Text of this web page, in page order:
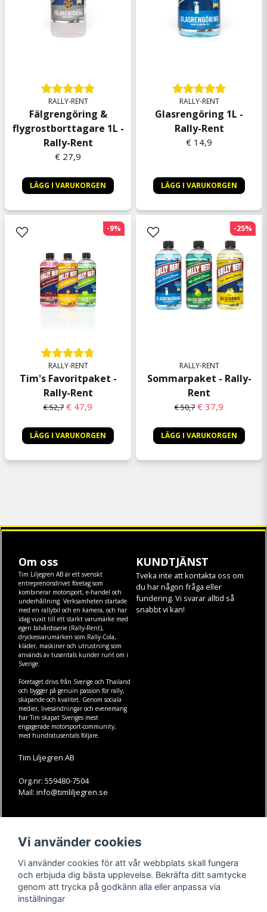
RALLY-RENT
Fälgrengöring &
flygrostborttagare 1L -
Rally-Rent
€ 27,9
LÄGG I VARUKORGEN
RALLY-RENT
Glasrengöring 1L -
Rally-Rent
€ 14,9
LÄGG I VARUKORGEN
RALLY-RENT
Tim's Favoritpaket -
Rally-Rent
€ 52,7 € 47,9
LÄGG I VARUKORGEN
-9%
RALLY-RENT
Sommarpaket - Rally-
Rent
€ 50,7 € 37,9
LÄGG I VARUKORGEN
-25%
Om oss
Tim Liljegren AB är ett svenskt
entreprenörsdrivet företag som
kombinerar motorsport, e-handel och
underhållning. Verksamheten startade
med en rallybil och en kamera, och har
idag vuxit till ett starkt varumärke med
egen bilvårdsserie (Rally-Rent),
dryckesvarumärken som Rally-Cola,
kläder, maskineroch utrustning som
används av tusentals kunder runt om i
Sverige.
Företaget drivs från Sverige och Thailand
och bygger på genuin passion för rally,
skapande och kvalitet. Genom sociala
medier, livesändningar och evenemang
har Tim skapat Sveriges mest
engagerade motorsport-community,
med hundratusentals följare.
Tim Liljegren AB
Org.nr: 559480-7504
Mail: info@timliljegren.se
KUNDTJÄNST
Tveka inte att kontakta oss om
du har någon fråga eller
fundering. Vi svarar alltid så
snabbt vi kan!
Köpvillkor
Kontakt
Youtube-videos
Instagram
Youtube
TikTok
Vi använder cookies
Vi använder cookies för att vår webbplats skall fungera
och erbjuda dig bästa upplevelse. Bekräfta ditt samtycke
genom att trycka på godkänn alla eller anpassa via
inställningar